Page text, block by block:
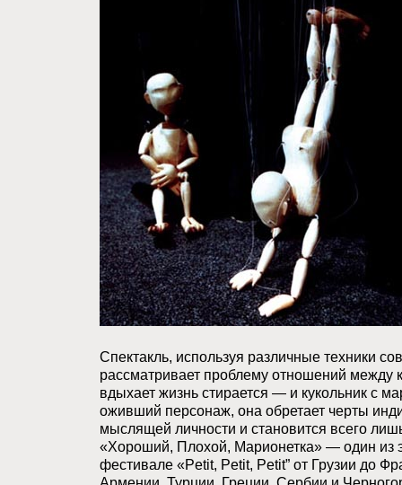
Спектакль, используя различные техники
рассматривает проблему отношений между
вдыхает жизнь стирается — и кукольник с
оживший персонаж, она обретает черты
мыслящей личности и становится всего
«Хороший, Плохой, Марионетка» — один из
фестивале «Petit, Petit, Petit” от Грузии до